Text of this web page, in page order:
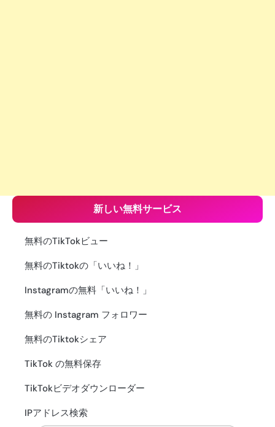
新しい無料サービス
無料のTikTokビュー
無料のTiktokの「いいね！」
Instagramの無料「いいね！」
無料の Instagram フォロワー
無料のTiktokシェア
TikTok の無料保存
TikTokビデオダウンローダー
IPアドレス検索